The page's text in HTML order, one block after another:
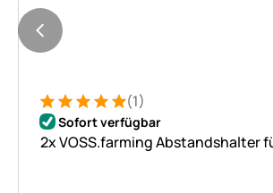
Bewertung: 5 von 5 (1 Bewertungen)
1 Bewertung (1)
Sofort verfügbar
2x VOSS.farming Abstandshalter